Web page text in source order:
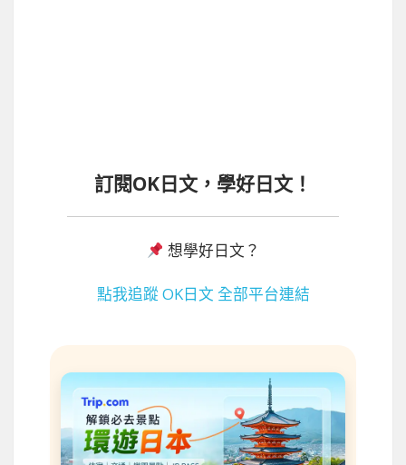
訂閱OK日文，學好日文！
想學好日文？
點我追蹤 OK日文 全部平台連結